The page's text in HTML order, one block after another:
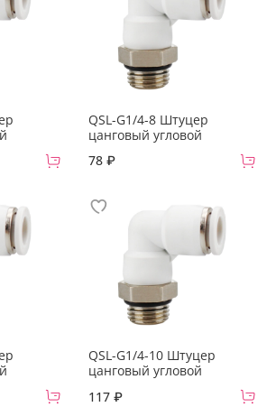
QSL-G1/4-8 Штуцер
цанговый угловой
78 ₽
QSL-G1/4-10 Штуцер
цанговый угловой
117 ₽